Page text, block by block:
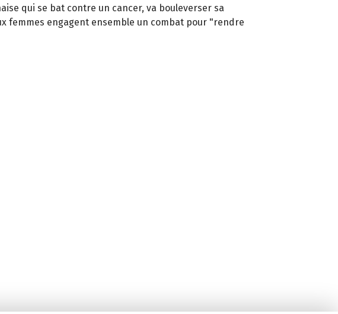
qui se bat contre un cancer, va bouleverser sa
femmes engagent ensemble un combat pour "rendre